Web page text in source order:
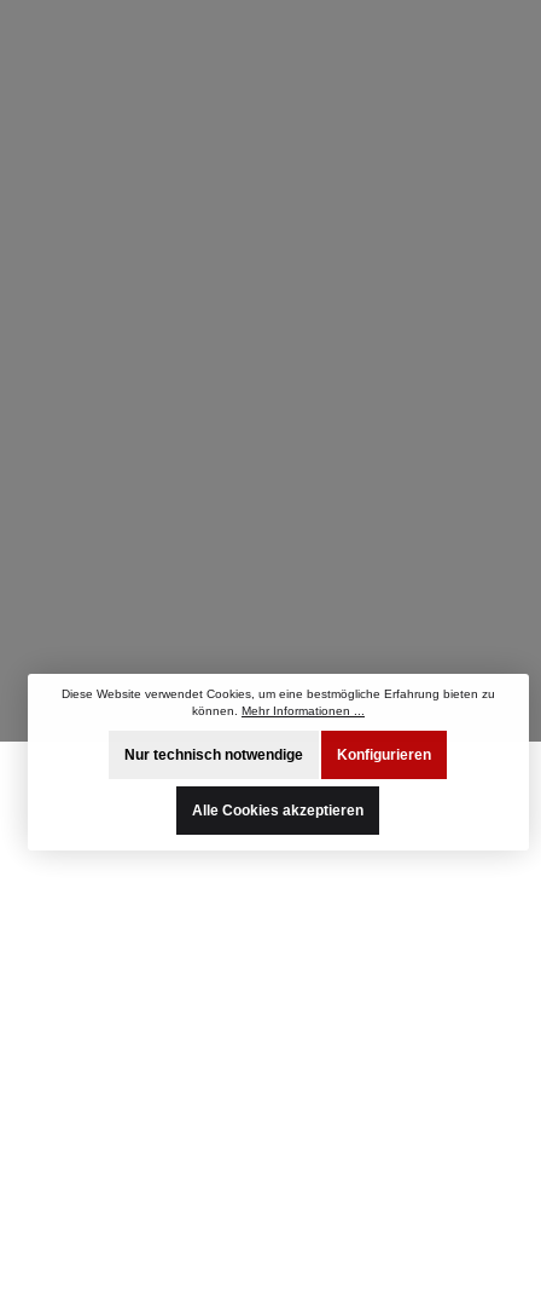
Diese Website verwendet Cookies, um eine bestmögliche Erfahrung bieten zu
können. Mehr Informationen ...
Nur technisch notwendige Konfigurieren
Alle Cookies akzeptieren